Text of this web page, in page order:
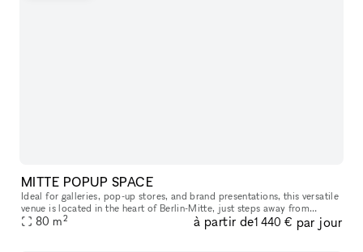
MITTE POPUP SPACE
Ideal for galleries, pop-up stores, and brand presentations, this versatile
venue is located in the heart of Berlin-Mitte, just steps away from
Hackescher Markt and the renowned Torstrasse area. The
80 m2 à partir de1 440 € par jour